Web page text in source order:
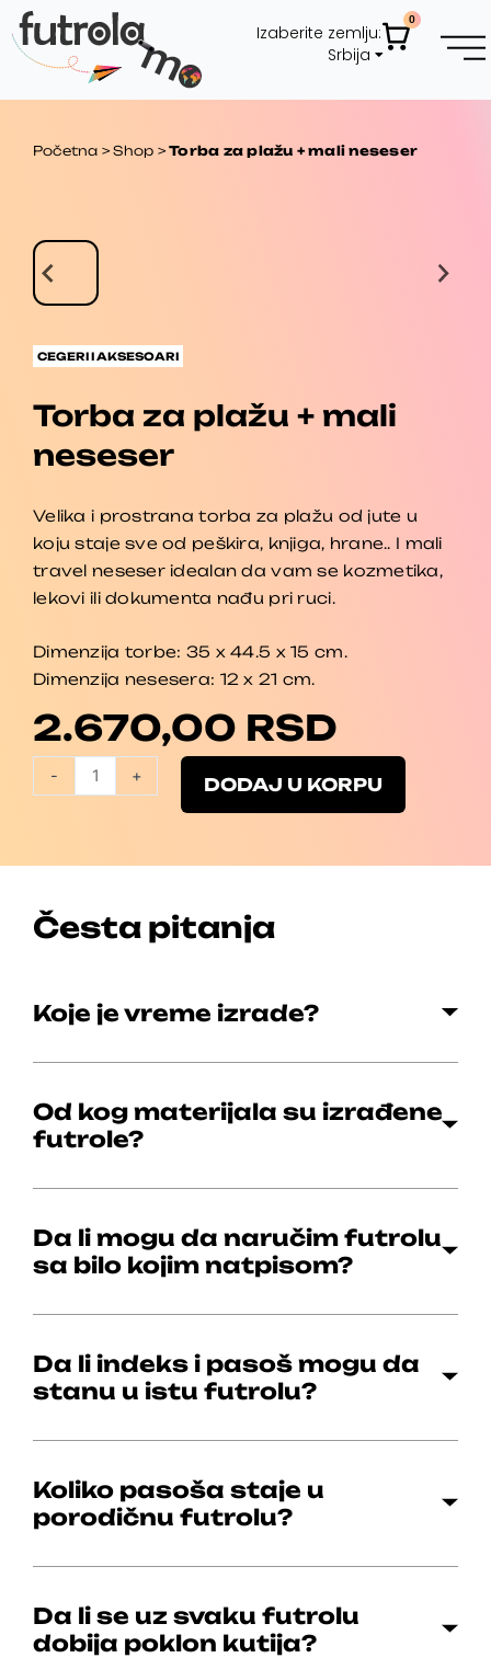
Pređi
na
sadržaj
Izaberite zemlju:
Srbija
0
Cart
Početna >Shop >Torba za plažu + mali neseser
CEGERI I AKSESOARI
Torba za plažu + mali
neseser
Velika i prostrana torba za plažu od jute u
koju staje sve od peškira, knjiga, hrane.. I mali
travel neseser idealan da vam se kozmetika,
lekovi ili dokumenta nađu pri ruci.
Dimenzija torbe: 35 x 44.5 x 15 cm.
Dimenzija nesesera: 12 x 21 cm.
2.670,00 RSD
-
za
količina
+ DODAJ U KORPU
Česta pitanja
Koje je vreme izrade?
Od kog materijala su izrađene
futrole?
Da li mogu da naručim futrolu
sa bilo kojim natpisom?
Da li indeks i pasoš mogu da
stanu u istu futrolu?
Koliko pasoša staje u
porodičnu futrolu?
Da li se uz svaku futrolu
dobija poklon kutija?